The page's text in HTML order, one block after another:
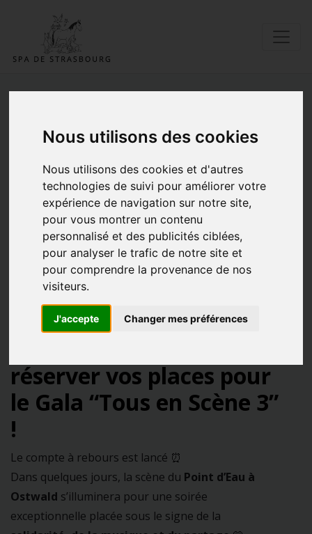
Nous utilisons des cookies
Nous utilisons des cookies et d'autres
technologies de suivi pour améliorer votre
expérience de navigation sur notre site,
pour vous montrer un contenu
personnalisé et des publicités ciblées,
pour analyser le trafic de notre site et
pour comprendre la provenance de nos
visiteurs.
J'accepte Changer mes préférences
🎭 Derniers jours pour
réserver vos places pour le
Gala “Tous en Scène 3” !
30/10/2025 | Posté par Catherine | Evènements | Mots clés:Coup de coeur
réserver vos places pour
le Gala “Tous en Scène 3”
!
Le compte à rebours est lancé ⏰
Dans quelques jours, la scène du Point d’Eau à
Ostwald s’illuminera pour une soirée
exceptionnelle placée sous le signe de la